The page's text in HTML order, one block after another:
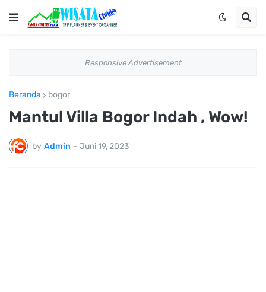
Responsive Advertisement
Beranda bogor
Mantul Villa Bogor Indah , Wow!
by Admin - Juni 19, 2023